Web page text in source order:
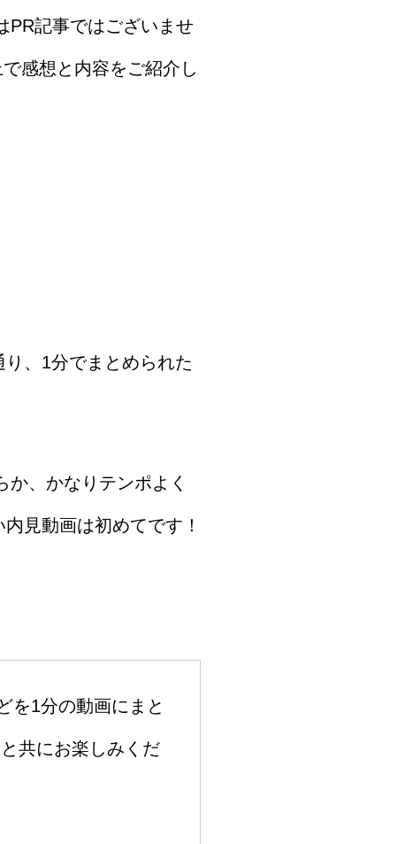
PR記事ではございませ
感想と内容をご紹介し
、1分でまとめられた
、かなりテンポよく
見動画は初めてです！
を1分の動画にまと
共にお楽しみくだ